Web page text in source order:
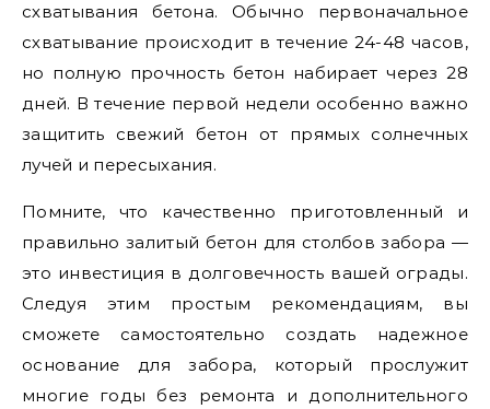
схватывания бетона. Обычно первоначальное
схватывание происходит в течение 24-48 часов,
но полную прочность бетон набирает через 28
дней. В течение первой недели особенно важно
защитить свежий бетон от прямых солнечных
лучей и пересыхания.
Помните, что качественно приготовленный и
правильно залитый бетон для столбов забора —
это инвестиция в долговечность вашей ограды.
Следуя этим простым рекомендациям, вы
сможете самостоятельно создать надежное
основание для забора, который прослужит
многие годы без ремонта и дополнительного